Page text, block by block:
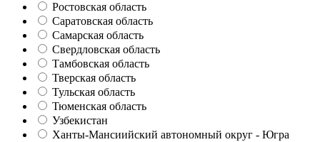
Ростовская область
Саратовская область
Самарская область
Свердловская область
Тамбовская область
Тверская область
Тульская область
Тюменская область
Узбекистан
Ханты-Мансиийский автономный округ - Югра